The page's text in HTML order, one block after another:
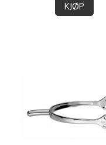
KJØP